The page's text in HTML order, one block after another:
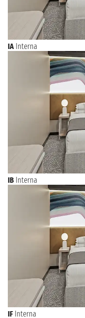
IA Interna
IB Interna
IF Interna